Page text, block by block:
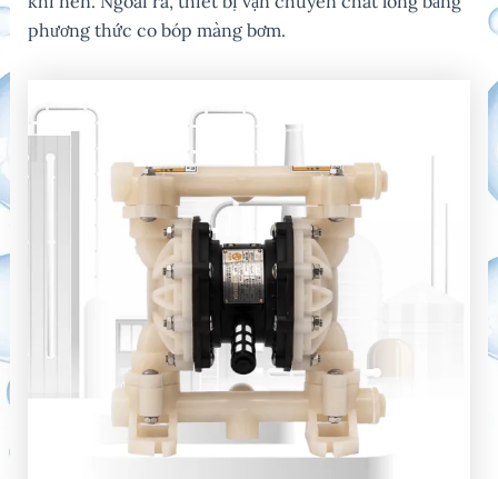
phương thức co bóp màng bơm.